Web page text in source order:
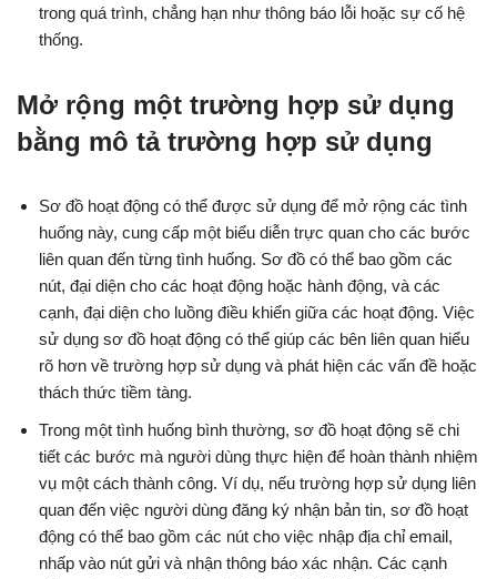
trong quá trình, chẳng hạn như thông báo lỗi hoặc sự cố hệ
thống.
Mở rộng một trường hợp sử dụng
bằng mô tả trường hợp sử dụng
Sơ đồ hoạt động có thể được sử dụng để mở rộng các tình
huống này, cung cấp một biểu diễn trực quan cho các bước
liên quan đến từng tình huống. Sơ đồ có thể bao gồm các
nút, đại diện cho các hoạt động hoặc hành động, và các
cạnh, đại diện cho luồng điều khiển giữa các hoạt động. Việc
sử dụng sơ đồ hoạt động có thể giúp các bên liên quan hiểu
rõ hơn về trường hợp sử dụng và phát hiện các vấn đề hoặc
thách thức tiềm tàng.
Trong một tình huống bình thường, sơ đồ hoạt động sẽ chi
tiết các bước mà người dùng thực hiện để hoàn thành nhiệm
vụ một cách thành công. Ví dụ, nếu trường hợp sử dụng liên
quan đến việc người dùng đăng ký nhận bản tin, sơ đồ hoạt
động có thể bao gồm các nút cho việc nhập địa chỉ email,
nhấp vào nút gửi và nhận thông báo xác nhận. Các cạnh